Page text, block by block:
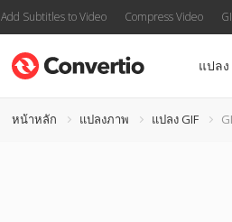
Add Subtitles to Video Compress Video
แปลง
หน้าหลัก แปลงภาพ แปลง GIF